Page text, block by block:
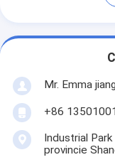
Mr. Emma jiang
+86
Industrial
provincie